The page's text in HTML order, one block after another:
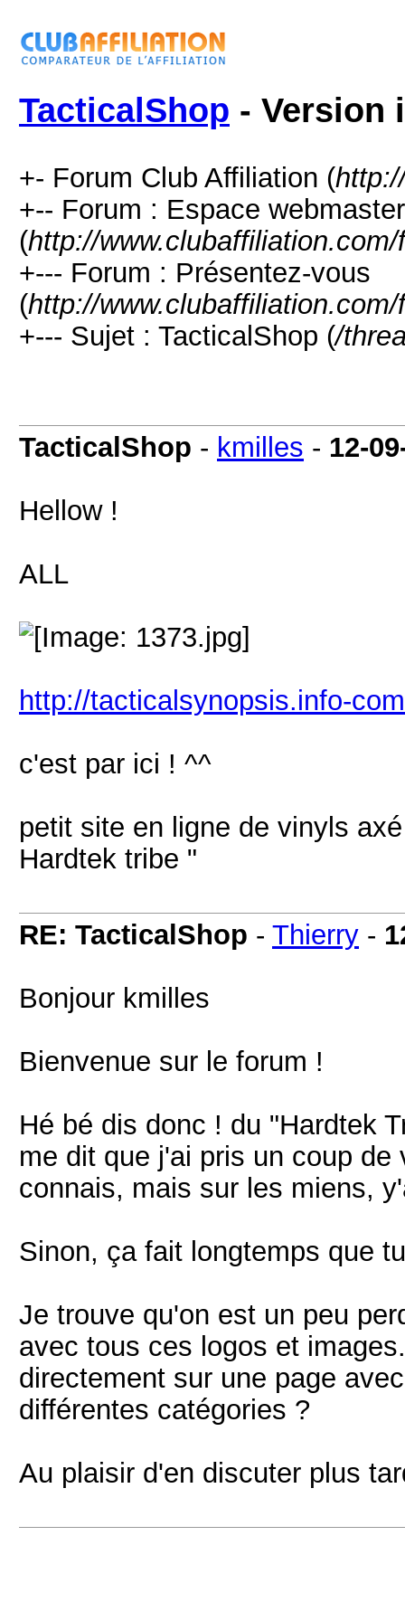
TacticalShop - Version
+- Forum Club Affiliation (
+-- Forum : Espace webmaster
(http://
+--- Forum : Présentez-vous
(http://
+--- Sujet : TacticalShop (/
TacticalShop - kmilles - 12-
Hellow !
ALL
http://tacticalsynopsis.info-
c'est par ici ! ^^
petit site en ligne de vinyls
Hardtek tribe "
RE: TacticalShop - Thierry -
Bonjour kmilles
Bienvenue sur le forum !
Hé bé dis donc ! du "Hardtek
me dit que j'ai pris un coup
connais, mais sur les miens,
Sinon, ça fait longtemps que
Je trouve qu'on est un peu
avec tous ces logos et
directement sur une page
différentes catégories ?
Au plaisir d'en discuter plus